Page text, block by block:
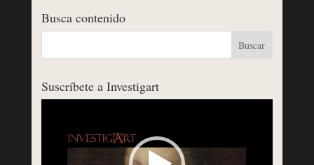
Busca contenido
Suscríbete a Investigart